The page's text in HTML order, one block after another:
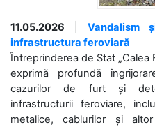
11.05.2026
infrastructura feroviară
Întreprinderea de Stat „Calea
exprimă profundă
cazurilor de furt și
infrastructurii feroviare,
metalice, cablurilor și